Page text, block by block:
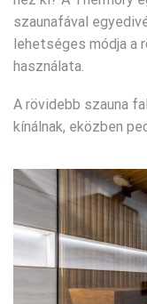
szaunafával
lehetséges módja a
használata.
A rövidebb szauna
kínálnak, eközben